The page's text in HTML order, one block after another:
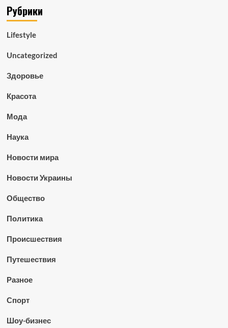
Рубрики
Lifestyle
Uncategorized
Здоровье
Красота
Мода
Наука
Новости мира
Новости Украины
Общество
Политика
Происшествия
Путешествия
Разное
Спорт
Шоу-бизнес